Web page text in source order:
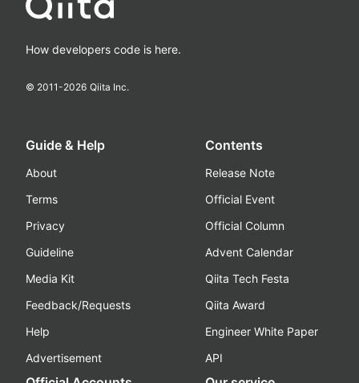
How developers code is here.
© 2011-2026 Qiita Inc.
Guide & Help
About
Terms
Privacy
Guideline
Media Kit
Feedback/Requests
Help
Advertisement
Contents
Release Note
Official Event
Official Column
Advent Calendar
Qiita Tech Festa
Qiita Award
Engineer White Paper
API